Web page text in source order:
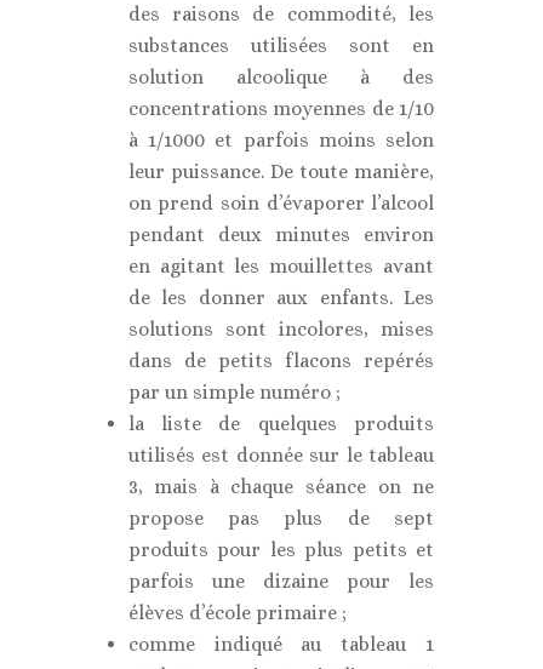
des raisons de commodité, les
substances utilisées sont en
solution alcoolique à des
concentrations moyennes de 1/10
à 1/1000 et parfois moins selon
leur puissance. De toute manière,
on prend soin d’évaporer l’alcool
pendant deux minutes environ
en agitant les mouillettes avant
de les donner aux enfants. Les
solutions sont incolores, mises
dans de petits flacons repérés
par un simple numéro ;
la liste de quelques produits
utilisés est donnée sur le tableau
3, mais à chaque séance on ne
propose pas plus de sept
produits pour les plus petits et
parfois une dizaine pour les
élèves d’école primaire ;
comme indiqué au tableau 1